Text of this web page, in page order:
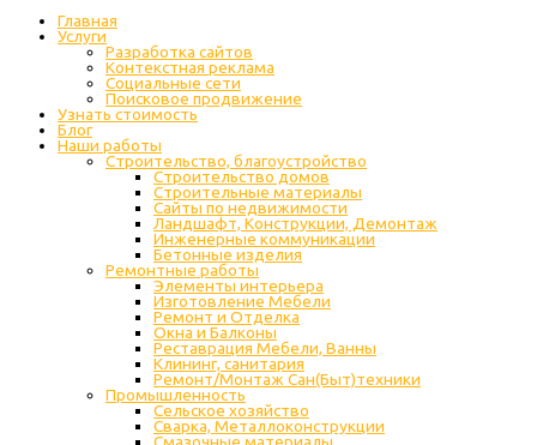
Главная
Услуги
Разработка сайтов
Контекстная реклама
Социальные сети
Поисковое продвижение
Узнать стоимость
Блог
Наши работы
Строительство, благоустройство
Строительство домов
Строительные материалы
Сайты по недвижимости
Ландшафт, Конструкции, Демонтаж
Инженерные коммуникации
Бетонные изделия
Ремонтные работы
Элементы интерьера
Изготовление Мебели
Ремонт и Отделка
Окна и Балконы
Реставрация Мебели, Ванны
Клининг, санитария
Ремонт/Монтаж Сан(Быт)техники
Промышленность
Cельское хозяйство
Сварка, Металлоконструкции